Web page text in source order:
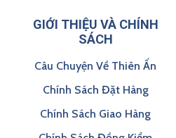
GIỚI THIỆU VÀ CHÍNH
SÁCH
Câu Chuyện Về Thiên Ấn
Chính Sách Đặt Hàng
Chính Sách Giao Hàng